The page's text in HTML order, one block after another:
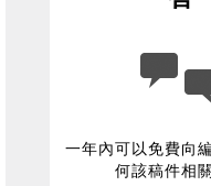
一年內可以免費向
何該稿件相